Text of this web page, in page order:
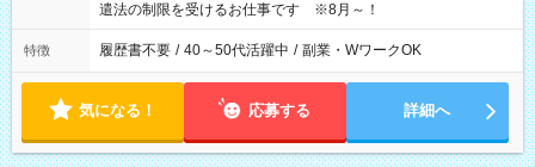
遣法の制限を受けるお仕事です ※8月～！
特徴 履歴書不要 / 40～50代活躍中 / 副業・WワークOK
気になる！ 応募する 詳細へ